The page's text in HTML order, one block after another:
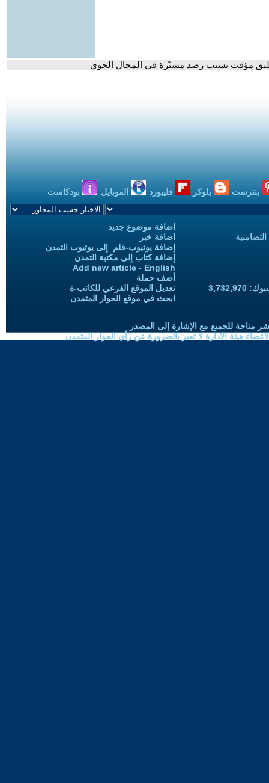
مؤقت بسبب رصد مسيّرة في المجال الجوي
بنترست بلوكر فليبورد الموبايل بودكاست
اضافة موضوع جديد
اضافة خبر
إضافة يوتيوب-فلم إلى يوتيوب التمدن
إضافة كتاب إلى مكتبة التمدن
Add new article - English
أضف حملة
تعديل الموقع الفرعي للكاتب-ة
ابحث في موقع الحوار المتمدن
متاحة للجميع مع الإشارة إلى المصدر
هيئة الادارة لا تعبر بالضرورة عن رأي الحوار المتمدن